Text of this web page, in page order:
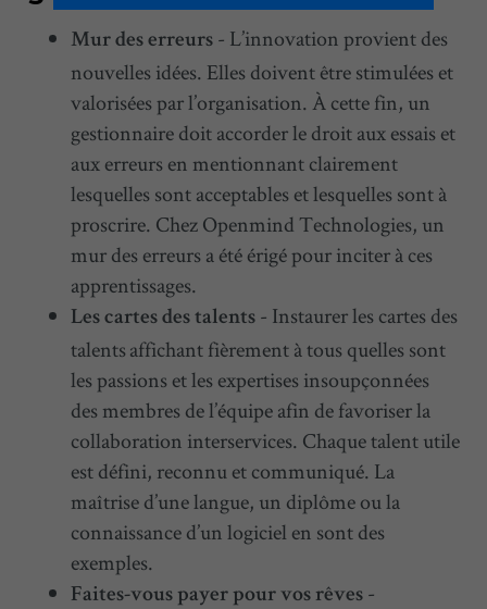
Mur des erreurs - L’innovation provient des
nouvelles idées. Elles doivent être stimulées et
valorisées par l’organisation. À cette fin, un
gestionnaire doit accorder le droit aux essais et
aux erreurs en mentionnant clairement
lesquelles sont acceptables et lesquelles sont à
proscrire. Chez Openmind Technologies, un
mur des erreurs a été érigé pour inciter à ces
apprentissages.
Les cartes des talents - Instaurer les cartes des
talents affichant fièrement à tous quelles sont
les passions et les expertises insoupçonnées
des membres de l’équipe afin de favoriser la
collaboration interservices. Chaque talent utile
est défini, reconnu et communiqué. La
maîtrise d’une langue, un diplôme ou la
connaissance d’un logiciel en sont des
exemples.
Faites-vous payer pour vos rêves -